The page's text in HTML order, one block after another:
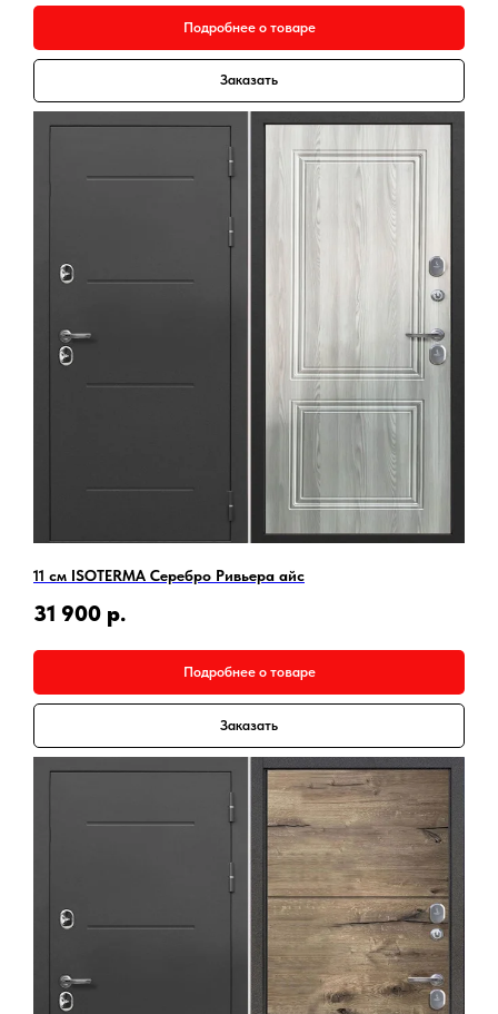
Подробнее о товаре
Заказать
11 см ISOTERMA Серебро Ривьера айс
31 900 р.
Подробнее о товаре
Заказать